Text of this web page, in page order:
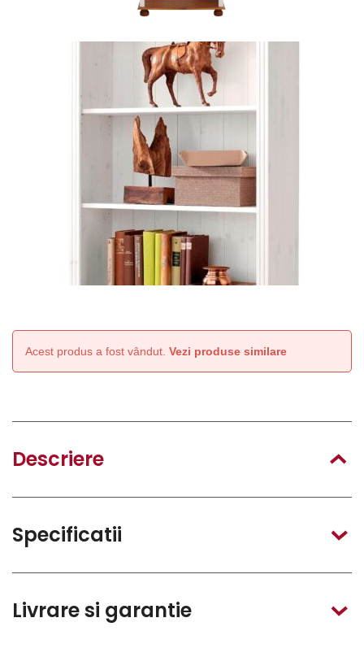
Acest produs a fost vândut. Vezi produse similare
Descriere
Specificatii
Livrare si garantie